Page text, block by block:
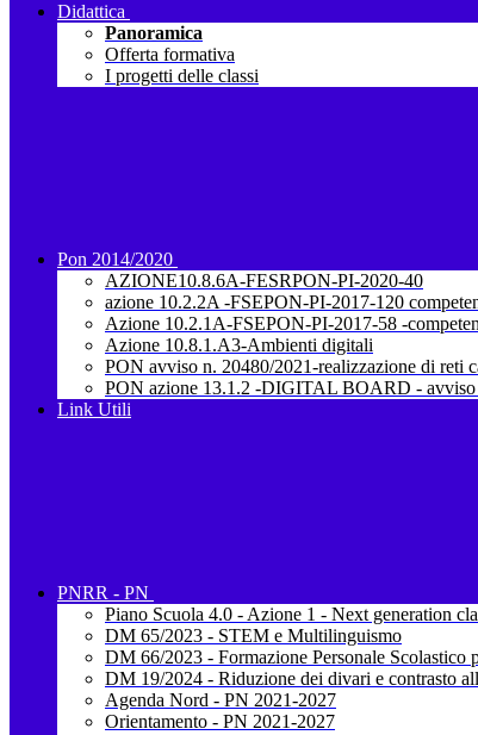
Didattica
Panoramica
Offerta formativa
I progetti delle classi
Pon 2014/2020
AZIONE10.8.6A-FESRPON-PI-2020-40
azione 10.2.2A -FSEPON-PI-2017-120
Azione 10.2.1A-FSEPON-PI-2017-58 -
Azione 10.8.1.A3-Ambienti digitali
PON avviso n. 20480/2021-realizzazione di reti
PON azione 13.1.2 -DIGITAL BOARD - avviso
Link Utili
PNRR - PN
Piano Scuola 4.0 - Azione 1 - Next generation
DM 65/2023 - STEM e Multilinguismo
DM 66/2023 - Formazione Personale Scolastico
DM 19/2024 - Riduzione dei divari e contrasto
Agenda Nord - PN 2021-2027
Orientamento - PN 2021-2027